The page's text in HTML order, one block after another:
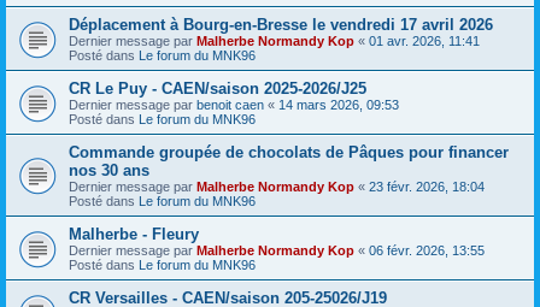
Déplacement à Bourg-en-Bresse le vendredi 17 avril 2026
Dernier message par Malherbe Normandy Kop « 01 avr. 2026, 11:41
Posté dans Le forum du MNK96
CR Le Puy - CAEN/saison 2025-2026/J25
Dernier message par benoit caen « 14 mars 2026, 09:53
Posté dans Le forum du MNK96
Commande groupée de chocolats de Pâques pour financer
nos 30 ans
Dernier message par Malherbe Normandy Kop « 23 févr. 2026, 18:04
Posté dans Le forum du MNK96
Malherbe - Fleury
Dernier message par Malherbe Normandy Kop « 06 févr. 2026, 13:55
Posté dans Le forum du MNK96
CR Versailles - CAEN/saison 205-25026/J19